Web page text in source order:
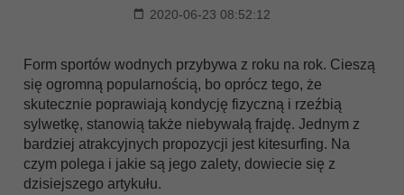
2020-06-23 08:52:12
Form sportów wodnych przybywa z roku na rok. Cieszą
się ogromną popularnością, bo oprócz tego, że
skutecznie poprawiają kondycję fizyczną i rzeźbią
sylwetkę, stanowią także niebywałą frajdę. Jednym z
bardziej atrakcyjnych propozycji jest kitesurfing. Na
czym polega i jakie są jego zalety, dowiecie się z
dzisiejszego artykułu.